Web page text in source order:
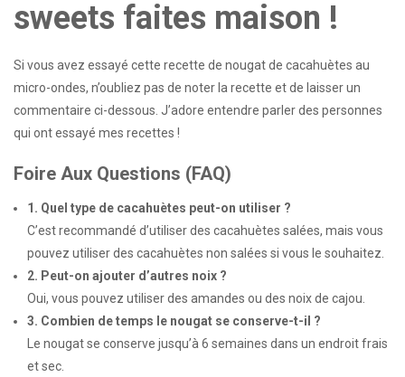
sweets faites maison !
Si vous avez essayé cette recette de nougat de cacahuètes au
micro-ondes, n’oubliez pas de noter la recette et de laisser un
commentaire ci-dessous. J’adore entendre parler des personnes
qui ont essayé mes recettes !
Foire Aux Questions (FAQ)
1. Quel type de cacahuètes peut-on utiliser ?
C’est recommandé d’utiliser des cacahuètes salées, mais vous
pouvez utiliser des cacahuètes non salées si vous le souhaitez.
2. Peut-on ajouter d’autres noix ?
Oui, vous pouvez utiliser des amandes ou des noix de cajou.
3. Combien de temps le nougat se conserve-t-il ?
Le nougat se conserve jusqu’à 6 semaines dans un endroit frais
et sec.